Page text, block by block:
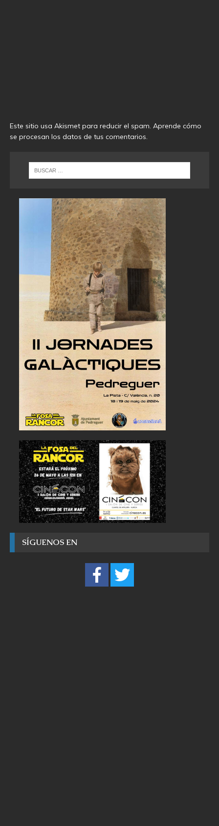
Este sitio usa Akismet para reducir el spam. Aprende cómo
se procesan los datos de tus comentarios.
SÍGUENOS EN